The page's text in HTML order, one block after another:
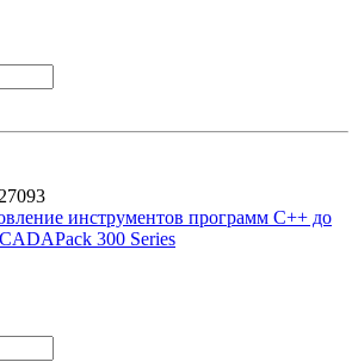
инструментов программ C++ до
300 Series